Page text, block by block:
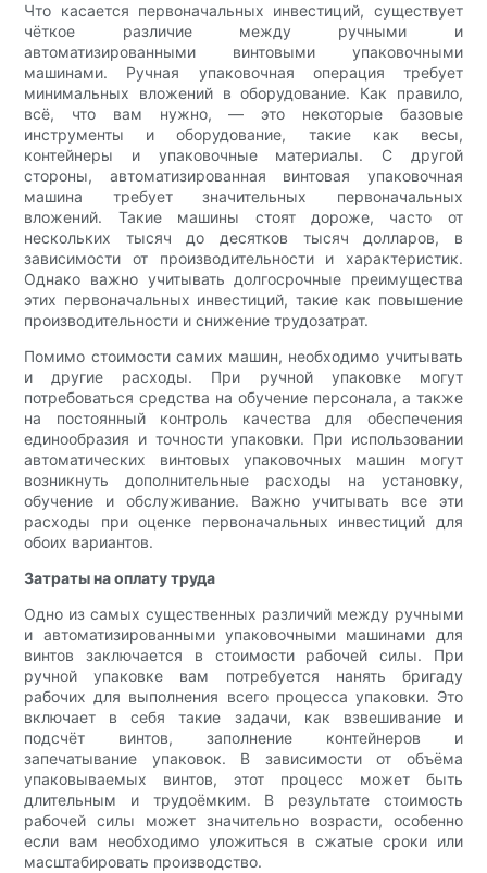
Что касается первоначальных инвестиций, существует
чёткое различие между ручными и
автоматизированными винтовыми упаковочными
машинами. Ручная упаковочная операция требует
минимальных вложений в оборудование. Как правило,
всё, что вам нужно, — это некоторые базовые
инструменты и оборудование, такие как весы,
контейнеры и упаковочные материалы. С другой
стороны, автоматизированная винтовая упаковочная
машина требует значительных первоначальных
вложений. Такие машины стоят дороже, часто от
нескольких тысяч до десятков тысяч долларов, в
зависимости от производительности и характеристик.
Однако важно учитывать долгосрочные преимущества
этих первоначальных инвестиций, такие как повышение
производительности и снижение трудозатрат.
Помимо стоимости самих машин, необходимо учитывать
и другие расходы. При ручной упаковке могут
потребоваться средства на обучение персонала, а также
на постоянный контроль качества для обеспечения
единообразия и точности упаковки. При использовании
автоматических винтовых упаковочных машин могут
возникнуть дополнительные расходы на установку,
обучение и обслуживание. Важно учитывать все эти
расходы при оценке первоначальных инвестиций для
обоих вариантов.
Затраты на оплату труда
Одно из самых существенных различий между ручными
и автоматизированными упаковочными машинами для
винтов заключается в стоимости рабочей силы. При
ручной упаковке вам потребуется нанять бригаду
рабочих для выполнения всего процесса упаковки. Это
включает в себя такие задачи, как взвешивание и
подсчёт винтов, заполнение контейнеров и
запечатывание упаковок. В зависимости от объёма
упаковываемых винтов, этот процесс может быть
длительным и трудоёмким. В результате стоимость
рабочей силы может значительно возрасти, особенно
если вам необходимо уложиться в сжатые сроки или
масштабировать производство.